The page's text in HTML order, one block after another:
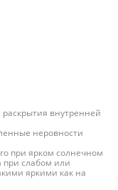
раскрытия внутренней
неровности
при ярком солнечном
при слабом или
яркими как на